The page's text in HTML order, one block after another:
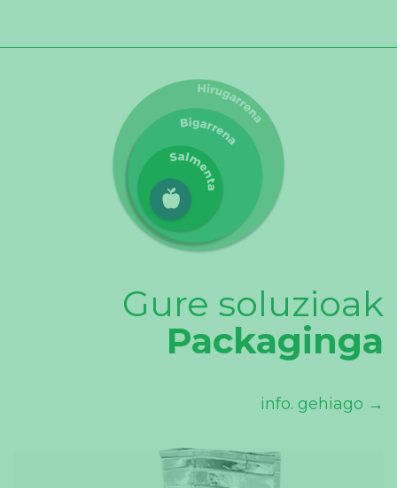
Gure soluzioak
Packaginga
info. gehiago →